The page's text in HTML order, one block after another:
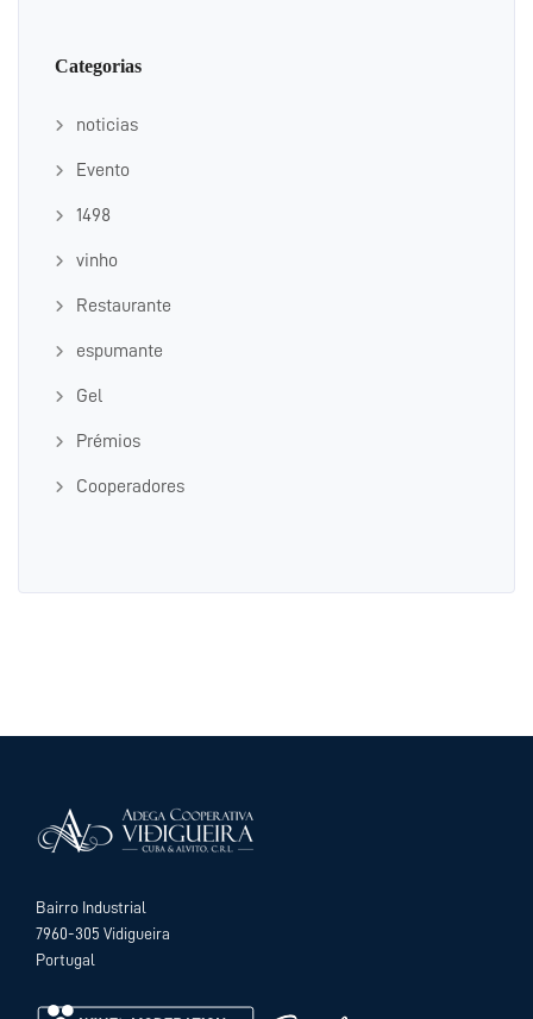
Categorias
noticias
Evento
1498
vinho
Restaurante
espumante
Gel
Prémios
Cooperadores
Bairro Industrial
7960-305 Vidigueira
Portugal